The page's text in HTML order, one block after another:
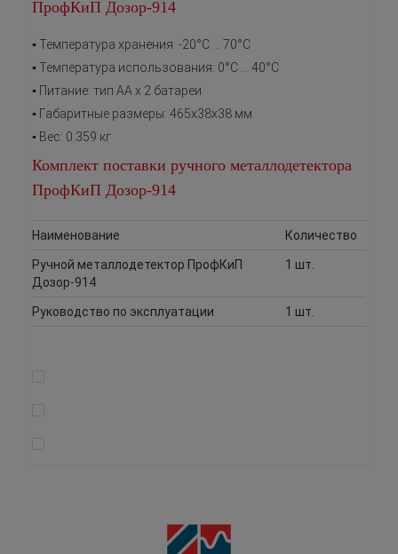
ПрофКиП Дозор-914
▪ Температура хранения: -20°С … 70°С
▪ Температура использования: 0°С … 40°С
▪ Питание: тип АА х 2 батареи
▪ Габаритные размеры: 465х38х38 мм
▪ Вес: 0.359 кг
Комплект поставки ручного металлодетектора
ПрофКиП Дозор-914
Наименование Количество
Ручной металлодетектор ПрофКиП
Дозор-914
1 шт.
Руководство по эксплуатации 1 шт.